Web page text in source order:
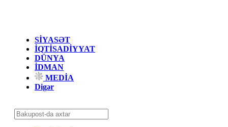
SİYASƏT
İQTİSADİYYAT
DÜNYA
İDMAN
MEDİA
Digər